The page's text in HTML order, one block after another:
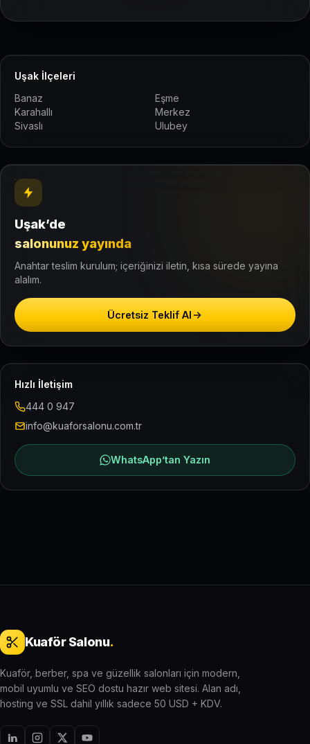
Uşak İlçeleri
Banaz
Eşme
Karahallı
Merkez
Sivaslı
Ulubey
Uşak’de
salonunuz yayında
Anahtar teslim kurulum; içeriğinizi iletin, kısa sürede yayına
alalım.
Ücretsiz Teklif Al
Hızlı İletişim
444 0 947
info@kuaforsalonu.com.tr
WhatsApp’tan Yazın
Kuaför Salonu.
Kuaför, berber, spa ve güzellik salonları için modern,
mobil uyumlu ve SEO dostu hazır web sitesi. Alan adı,
hosting ve SSL dahil yıllık sadece 50 USD + KDV.